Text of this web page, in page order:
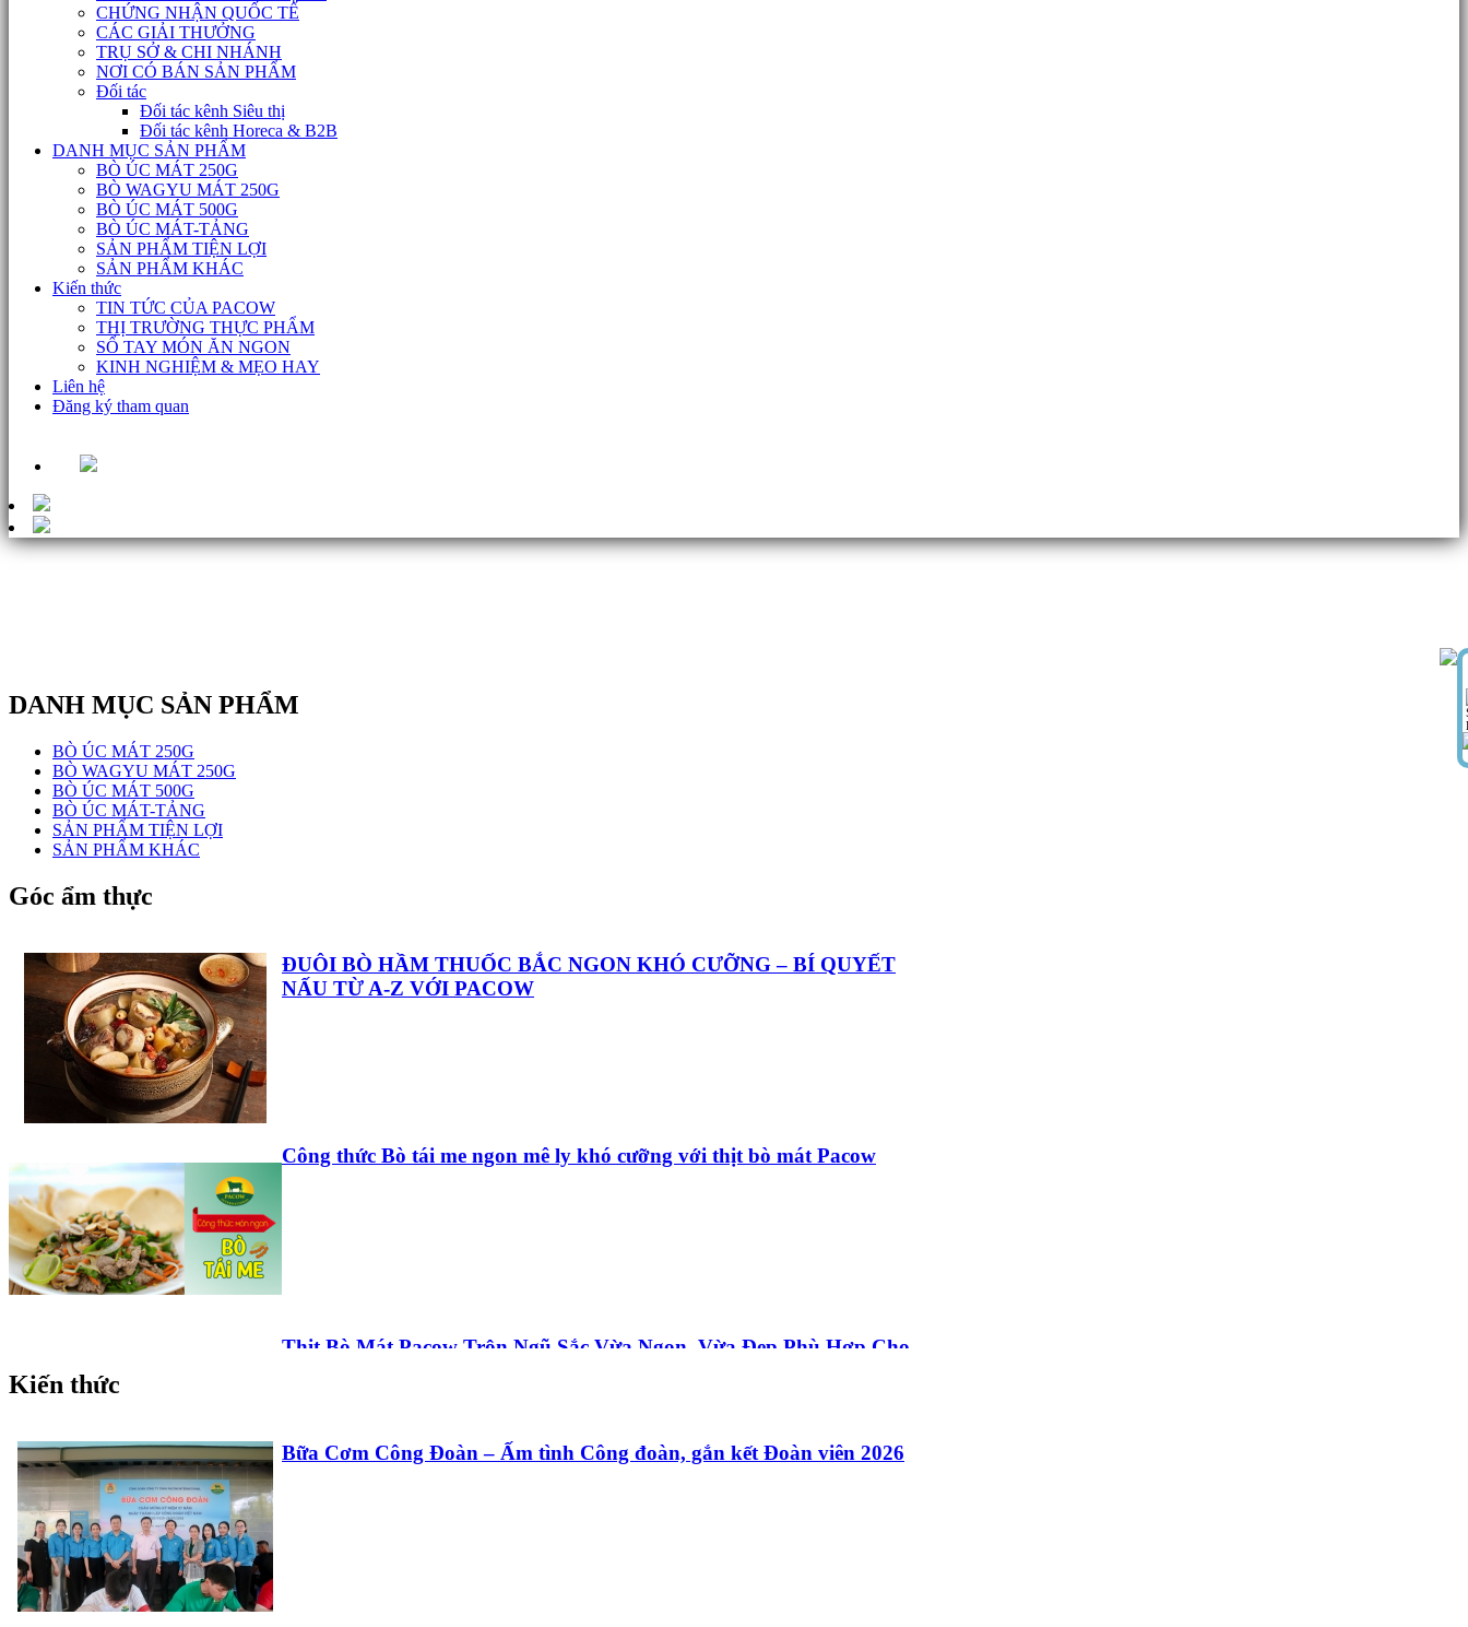
CHỨNG NHẬN QUỐC TẾ
CÁC GIẢI THƯỞNG
TRỤ SỞ & CHI NHÁNH
NƠI CÓ BÁN SẢN PHẨM
Đối tác
Đối tác kênh Siêu thị
Đối tác kênh Horeca & B2B
DANH MỤC SẢN PHẨM
BÒ ÚC MÁT 250G
BÒ WAGYU MÁT 250G
BÒ ÚC MÁT 500G
BÒ ÚC MÁT-TẢNG
SẢN PHẨM TIỆN LỢI
SẢN PHẨM KHÁC
Kiến thức
TIN TỨC CỦA PACOW
THỊ TRƯỜNG THỰC PHẨM
SỔ TAY MÓN ĂN NGON
KINH NGHIỆM & MẸO HAY
Liên hệ
Đăng ký tham quan
DANH MỤC SẢN PHẨM
BÒ ÚC MÁT 250G
BÒ WAGYU MÁT 250G
BÒ ÚC MÁT 500G
BÒ ÚC MÁT-TẢNG
SẢN PHẨM TIỆN LỢI
SẢN PHẨM KHÁC
Góc ẩm thực
ĐUÔI BÒ HẦM THUỐC BẮC NGON KHÓ CƯỠNG – BÍ QUYẾT
NẤU TỪ A-Z VỚI PACOW
Công thức Bò tái me ngon mê ly khó cưỡng với thịt bò mát Pacow
Thịt Bò Mát Pacow Trộn Ngũ Sắc Vừa Ngon, Vừa Đẹp Phù Hợp Cho
Kiến thức
Bữa Cơm Công Đoàn – Ấm tình Công đoàn, gắn kết Đoàn viên 2026